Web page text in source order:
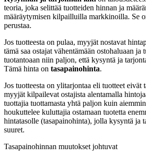
teoria, joka selittää tuotteiden hinnan ja
määräytymisen kilpailluilla markkinoilla. Se
perustaa.
Jos tuotteesta on pulaa, myyjät nostavat
tämä saa ostajat vähentämään ostohaluaan ja
tuotantoaan niin paljon, että kysyntä ja
Tämä hinta on tasapainohinta.
Jos tuotteesta on ylitarjontaa eli tuotteet eivät
myyjät kilpailevat ostajista alentamalla
tuottajia tuottamasta yhtä paljon kuin
houkuttelee kuluttajia ostamaan tuotetta
hintatasolle (tasapainohinta), jolla kysyntä ja
suuret.
Tasapainohinnan muutokset johtuvat